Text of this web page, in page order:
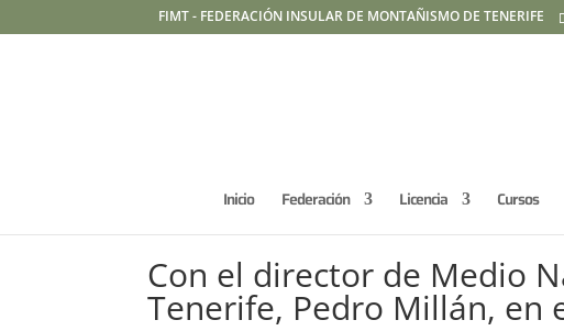
FIMT - FEDERACIÓN INSULAR DE MONTAÑISMO DE TENERIFE
Inicio Federación Licencia Cursos
Con el director de Medio
Tenerife, Pedro Millán, en